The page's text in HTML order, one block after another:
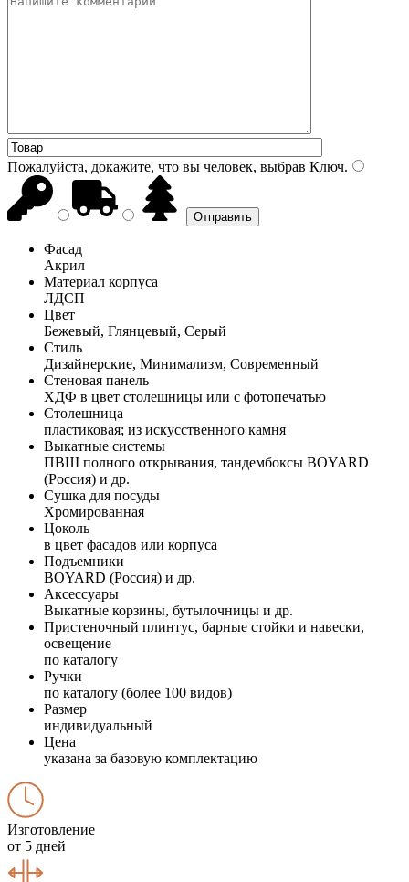
Пожалуйста, докажите, что вы человек, выбрав Ключ.
Фасад
Акрил
Материал корпуса
ЛДСП
Цвет
Бежевый, Глянцевый, Серый
Стиль
Дизайнерские, Минимализм, Современный
Стеновая панель
ХДФ в цвет столешницы или с фотопечатью
Столешница
пластиковая; из искусственного камня
Выкатные системы
ПВШ полного открывания, тандембоксы BOYARD
(Россия) и др.
Сушка для посуды
Хромированная
Цоколь
в цвет фасадов или корпуса
Подъемники
BOYARD (Россия) и др.
Аксессуары
Выкатные корзины, бутылочницы и др.
Пристеночный плинтус, барные стойки и навески,
освещение
по каталогу
Ручки
по каталогу (более 100 видов)
Размер
индивидуальный
Цена
указана за базовую комплектацию
Изготовление
от 5 дней